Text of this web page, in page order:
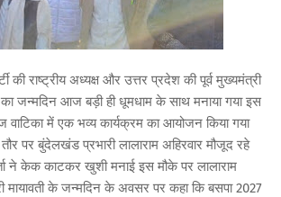
की राष्ट्रीय अध्यक्ष और उत्तर प्रदेश की पूर्व मुख्यमंत्री
का जन्मदिन आज बड़ी ही धूमधाम के साथ मनाया गया इस
में एक भव्य कार्यक्रम का आयोजन किया गया
पर बुंदेलखंड प्रभारी लालाराम अहिरवार मौजूद रहे
ने केक काटकर खुशी मनाई इस मौके पर लालाराम
मायावती के जन्मदिन के अवसर पर कहा कि बसपा 2027